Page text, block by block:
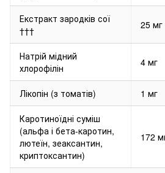
Екстракт зародків сої
†††
25 мг
Натрій мідний
хлорофілін
4 мг
Лікопін (з томатів) 1 мг
Каротиноїдні суміш
(альфа і бета-каротин,
лютеїн, зеаксантин,
криптоксантин)
172